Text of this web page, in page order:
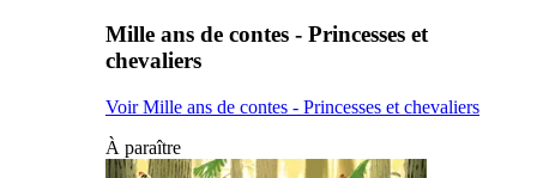
Mille ans de contes - Princesses et
chevaliers
Voir Mille ans de contes - Princesses et chevaliers
À paraître